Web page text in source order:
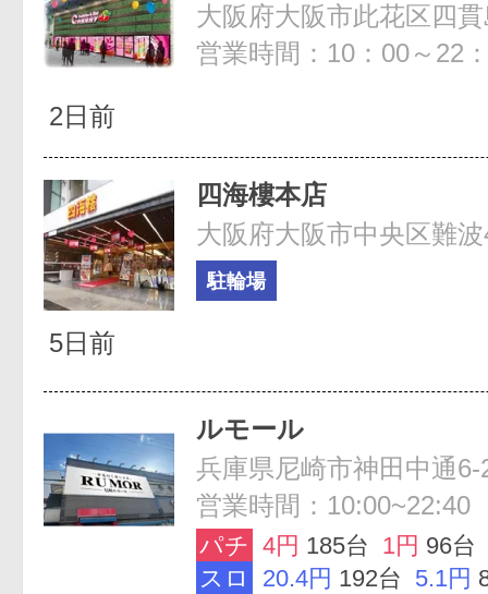
大阪府大阪市此花区四
営業時間：10：00～22
2日前
四海樓本店
駐輪場
5日前
ルモール
兵庫県尼崎市神田中通6-
営業時間：10:00~22:40
パチ 4円 185台 1円 96台
スロ
20.4円 192台 5.1円